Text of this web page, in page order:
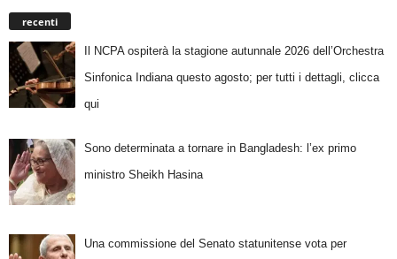
recenti
Il NCPA ospiterà la stagione autunnale 2026 dell’Orchestra
Sinfonica Indiana questo agosto; per tutti i dettagli, clicca
qui
Sono determinata a tornare in Bangladesh: l’ex primo
ministro Sheikh Hasina
Una commissione del Senato statunitense vota per